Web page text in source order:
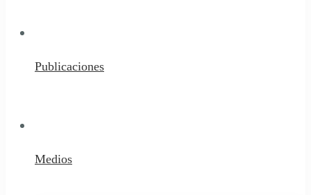
Publicaciones
Medios